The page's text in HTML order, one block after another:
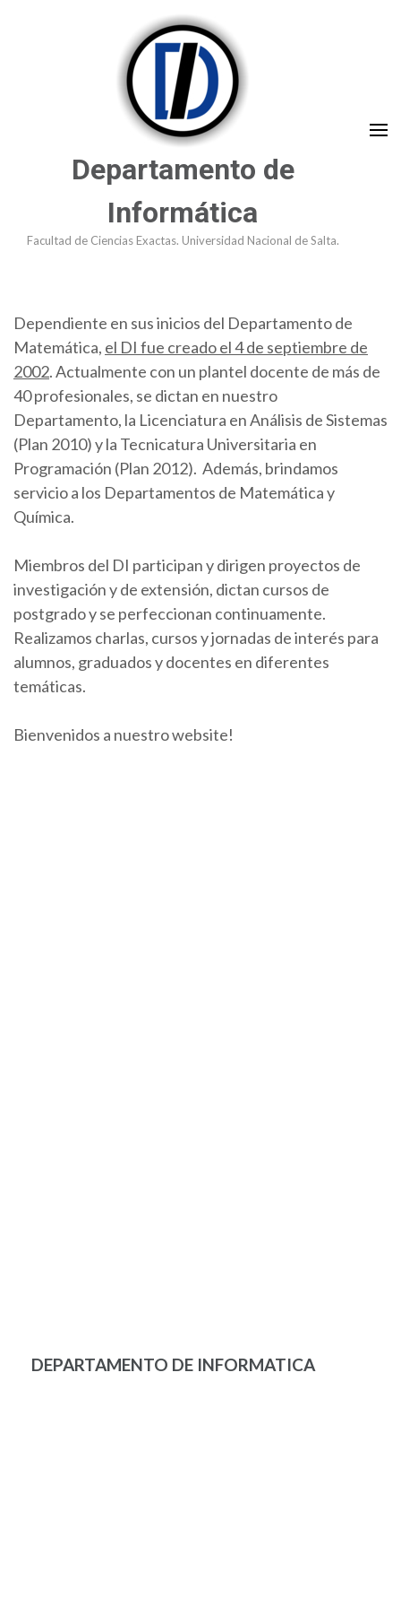
Departamento de
Informática
Facultad de Ciencias Exactas. Universidad Nacional de Salta.
Dependiente en sus inicios del Departamento de
Matemática, el DI fue creado el 4 de septiembre de
2002. Actualmente con un plantel docente de más de
40 profesionales, se dictan en nuestro
Departamento, la Licenciatura en Análisis de Sistemas
(Plan 2010) y la Tecnicatura Universitaria en
Programación (Plan 2012). Además, brindamos
servicio a los Departamentos de Matemática y
Química.
Miembros del DI participan y dirigen proyectos de
investigación y de extensión, dictan cursos de
postgrado y se perfeccionan continuamente.
Realizamos charlas, cursos y jornadas de interés para
alumnos, graduados y docentes en diferentes
temáticas.
Bienvenidos a nuestro website!
DEPARTAMENTO DE INFORMATICA